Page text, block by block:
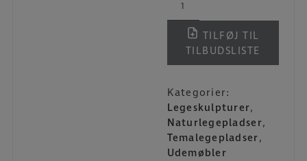
efter
eget
TILFØJ TIL
TILBUDSLISTE
Kategorier:
Legeskulpturer,
Naturlegepladser,
Temalegepladser,
Udemøbler